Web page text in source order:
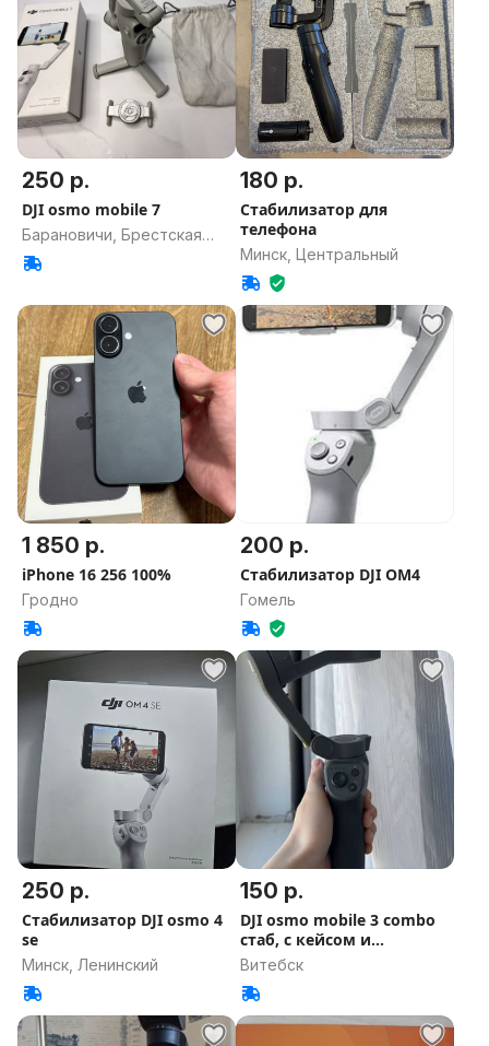
250 р.
DJI osmo mobile 7
Барановичи, Брестская
область
180 р.
Стабилизатор для
телефона
Минск, Центральный
1 850 р.
iPhone 16 256 100%
Гродно
200 р.
Стабилизатор DJI OM4
Гомель
250 р.
Стабилизатор DJI osmo 4
se
Минск, Ленинский
150 р.
DJI osmo mobile 3 combo
стаб, с кейсом и
треногой
Витебск